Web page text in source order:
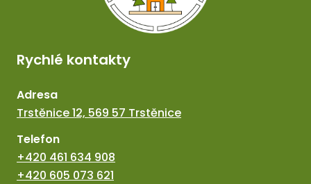
Rychlé kontakty
Adresa
Trstěnice 12, 569 57 Trstěnice
Telefon
+420 461 634 908
+420 605 073 621